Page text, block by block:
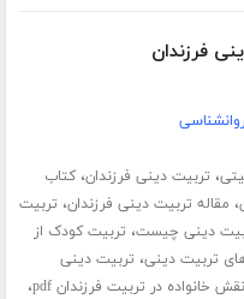
فرزندان
، تربیت دینی فرزندان،کتاب
، مقاله تربیت دینی فرزندان، تربیت
دینی چیست، تربیت کودک از
تربیت دینی، تربیت دینی
نقش خانواده در تربیت فرزندان pdf ،